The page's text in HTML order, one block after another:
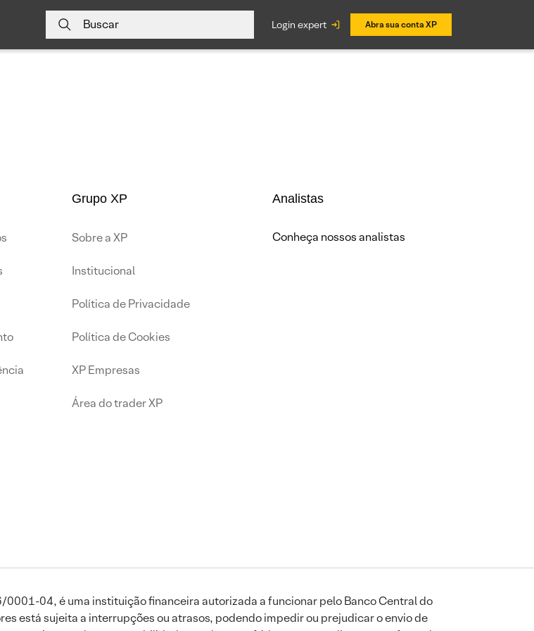
Buscar login expert Abra sua conta XP
Grupo XP
Sobre a XP
Institucional
Política de Privacidade
Política de Cookies
XP Empresas
Área do trader XP
Analistas
Conheça nossos analistas
0001-04, é uma instituição financeira autorizada a funcionar pelo Banco Central do
está sujeita a interrupções ou atrasos, podendo impedir ou prejudicar o envio de